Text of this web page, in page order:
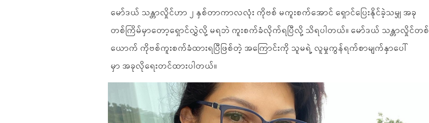
မော်ဒယ် သန္တာလှိုင်ဟာ ၂ နှစ်တာကာလလုံး ကိုဗစ် မကူးစက်အောင် ရှောင်ပြေးနိုင်ခဲ့သမျှ အခု
တစ်ကြိမ်မှာတော့ရှောင်လွှဲလို့ မရဘဲ ကူးစက်ခံလိုက်ရပြီလို့ သိရပါတယ်။ မော်ဒယ် သန္တာလှိုင်တစ်
ယောက် ကိုဗစ်ကူးစက်ခံထားရပြီဖြစ်တဲ့ အကြောင်းကို သူမရဲ့ လူမှုကွန်ရက်စာမျက်နှာပေါ်
မှာ အခုလိုရေးတင်ထားပါတယ်။